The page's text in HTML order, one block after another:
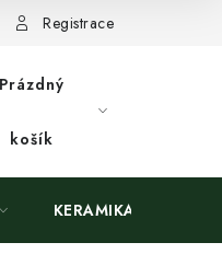
Registrace
Prázdný
košík
KERAMIKA